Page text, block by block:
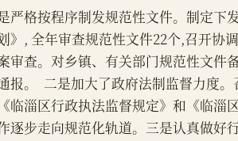
严格按程序制发规范性文件。制定
》, 全年审查规范性文件22个,召开协
审查。对乡镇、有关部门规范性文件
报。  二是加大了政府法制监督力度
临淄区行政执法监督规定》和《临淄
逐步走向规范化轨道。三是认真做好